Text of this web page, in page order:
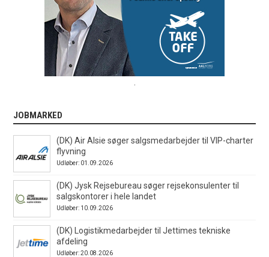
JOBMARKED
(DK) Air Alsie søger salgsmedarbejder til VIP-charter
flyvning
Udløber: 01.09.2026
(DK) Jysk Rejsebureau søger rejsekonsulenter til
salgskontorer i hele landet
Udløber: 10.09.2026
(DK) Logistikmedarbejder til Jettimes tekniske
afdeling
Udløber: 20.08.2026